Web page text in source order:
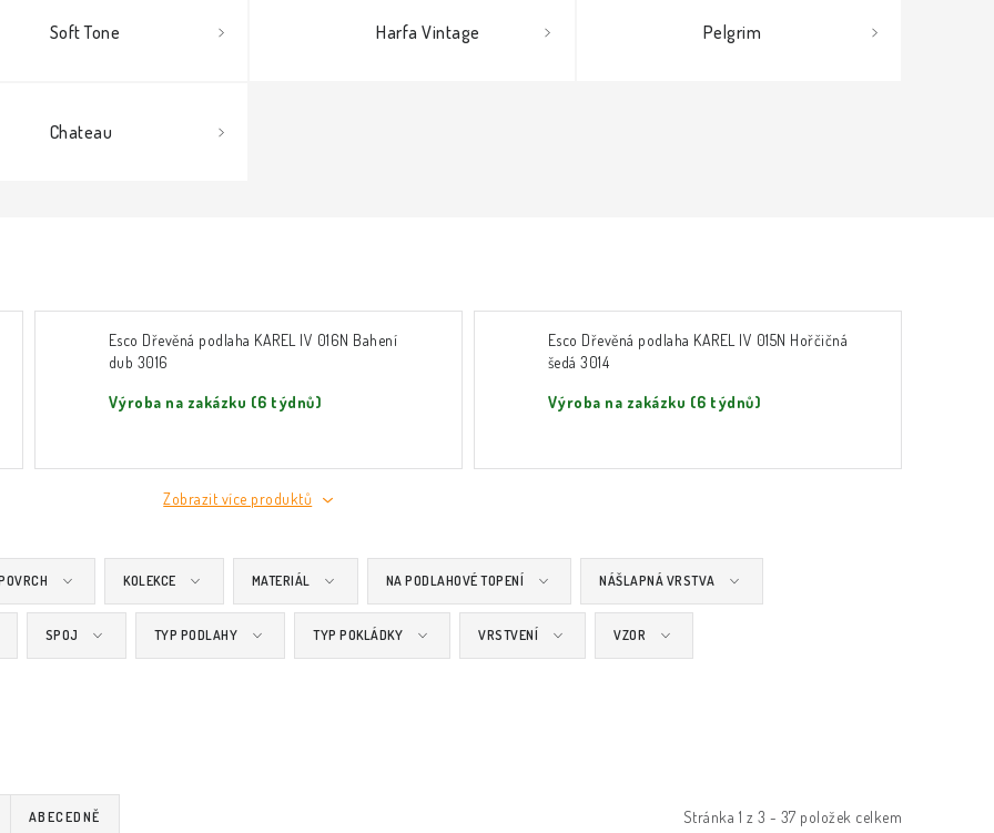
Soft Tone Harfa Vintage Pelgrim
Chateau
Esco Dřevěná podlaha KAREL IV 016N Bahení
dub 3016
Výroba na zakázku (6 týdnů)
Esco Dřevěná podlaha KAREL IV 015N Hořčičná
šedá 3014
Výroba na zakázku (6 týdnů)
Zobrazit více produktů
KOLEKCE MATERIÁL NA PODLAHOVÉ TOPENÍ NÁŠLAPNÁ VRSTVA
SPOJ TYP PODLAHY TYP POKLÁDKY VRSTVENÍ VZOR
Stránka 1 z 3 - 37 položek celkem
ABECEDNĚ